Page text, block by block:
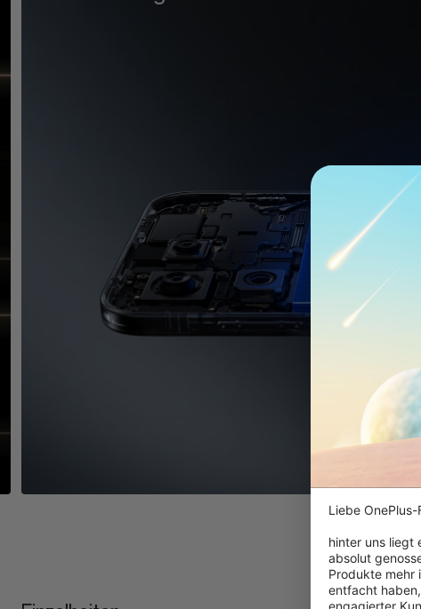
Liebe OnePlus-
hinter uns liegt
absolut
Produkte mehr
entfacht